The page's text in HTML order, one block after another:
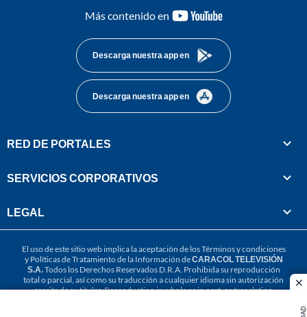
Más contenido en
youtube-
Descarga nuestra app en
Descarga nuestra app en
RED DE PORTALES
SERVICIOS CORPORATIVOS
LEGAL
El uso de este sitio web implica la aceptación de losTérminos y condiciones
y Políticas de Tratamiento de la Información deCARACOL TELEVISIÓN
S.A.Todos los Derechos Reservados D.R.A. Prohibida su reproducción
total o parcial, así como su traducción a cualquier idioma sin autorización
escrita de su titular. Reproduction in whole or in part, or translation